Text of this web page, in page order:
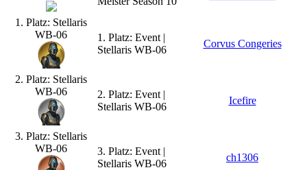
1. Platz: Stellaris
WB-06
1. Platz: Event |
Stellaris WB-06
Corvus Congeries
2. Platz: Stellaris
WB-06
2. Platz: Event |
Stellaris WB-06
Icefire
3. Platz: Stellaris
WB-06
3. Platz: Event |
Stellaris WB-06
ch1306